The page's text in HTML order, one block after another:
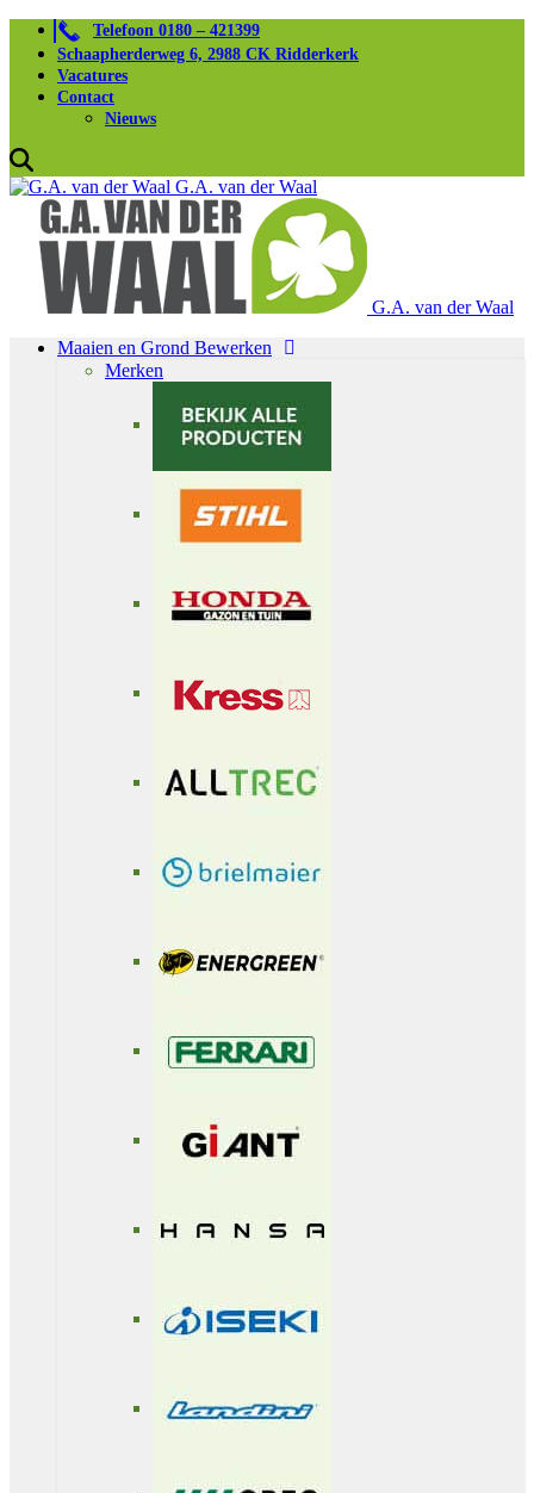
Telefoon 0180 – 421399
Schaapherderweg 6, 2988 CK Ridderkerk
Vacatures
Contact
Nieuws
G.A. van der Waal
G.A. van der Waal
Maaien en Grond Bewerken
Merken